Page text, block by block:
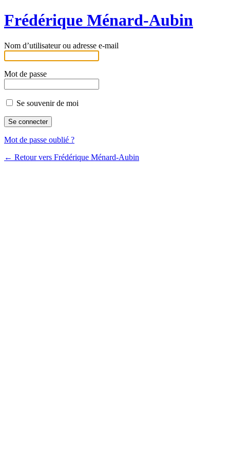
Frédérique Ménard-Aubin
Nom d’utilisateur ou adresse e-mail
Mot de passe
Se souvenir de moi
Mot de passe oublié ?
← Retour vers Frédérique Ménard-Aubin